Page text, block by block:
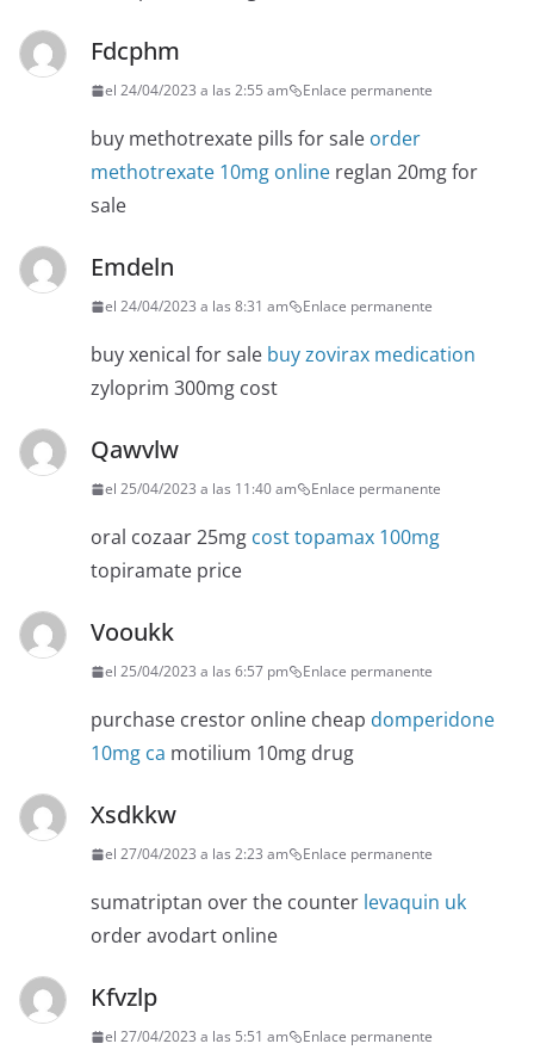
Fdcphm
el 24/04/2023 a las 2:55 am Enlace permanente
buy methotrexate pills for sale order
methotrexate 10mg online reglan 20mg for
sale
Emdeln
el 24/04/2023 a las 8:31 am Enlace permanente
buy xenical for sale buy zovirax medication
zyloprim 300mg cost
Qawvlw
el 25/04/2023 a las 11:40 am Enlace permanente
oral cozaar 25mg cost topamax 100mg
topiramate price
Vooukk
el 25/04/2023 a las 6:57 pm Enlace permanente
purchase crestor online cheap domperidone
10mg ca motilium 10mg drug
Xsdkkw
el 27/04/2023 a las 2:23 am Enlace permanente
sumatriptan over the counter levaquin uk
order avodart online
Kfvzlp
el 27/04/2023 a las 5:51 am Enlace permanente